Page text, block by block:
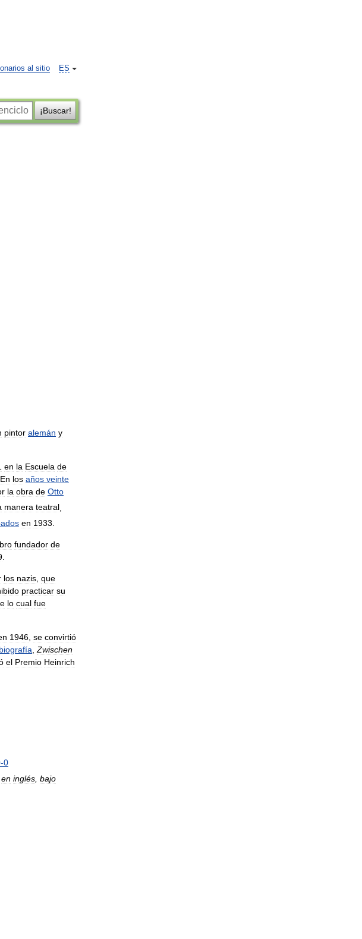
ES
al sitio
¡Buscar!
pintor alemán y
en la Escuela de
En los años veinte
la obra de Otto
manera teatral
en 1933
fundador de
los nazis que
practicar su
lo cual fue
1946 se convirtió
Zwischen
el Premio Heinrich
-0
en inglés bajo